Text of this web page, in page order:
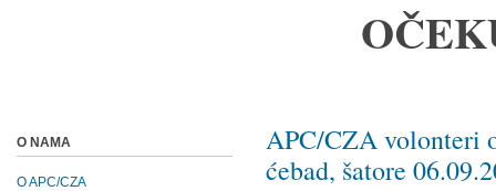
APC/CZA volonteri
ćebad, šatore
O NAMA
O APC/CZA